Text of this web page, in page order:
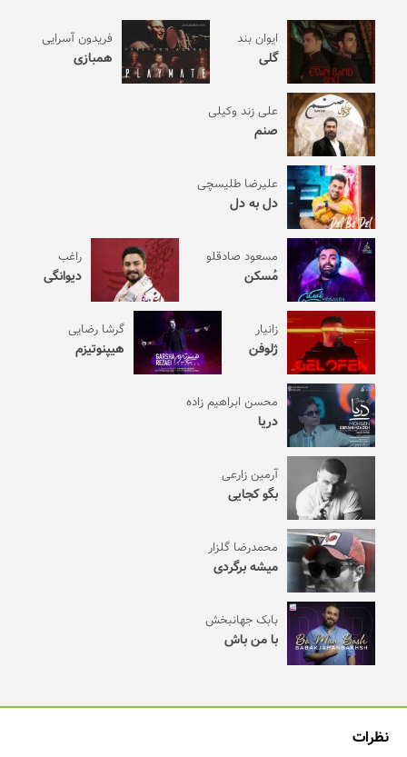
ایوان بند
گلی
فریدون آسرایی
همبازی
علی زند وکیلی
صنم
علیرضا طلیسچی
دل به دل
مسعود صادقلو
مُسکن
راغب
دیوانگی
زانیار
ژلوفن
گرشا رضایی
هیپنوتیزم
محسن ابراهیم زاده
دریا
آرمین زارعی
بگو کجایی
محمدرضا گلزار
میشه برگردی
بابک جهانبخش
با من باش
نظرات